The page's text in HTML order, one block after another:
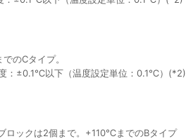
のCタイプ。
±0.1℃以下（温度設定単位：0.1℃）(*2)
ロックは2個まで。+110℃までのBタイプ